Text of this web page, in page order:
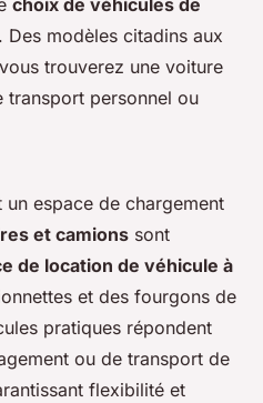
choix de véhicules de
Des modèles citadins aux
trouverez une voiture
transport personnel ou
espace de chargement
et camions sont
de location de véhicule à
et des fourgons de
pratiques répondent
ou de transport de
flexibilité et